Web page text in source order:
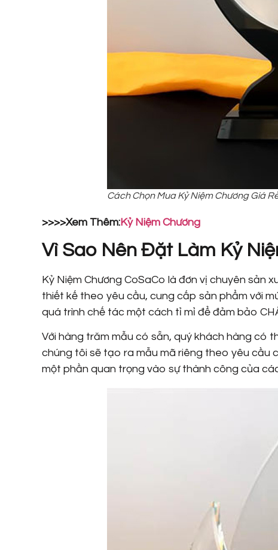
Cách Chọn Mua Kỷ Niệm Chương Giá
>>>>Xem Thêm:Kỷ Niệm Chương
Vì Sao Nên Đặt Làm Kỷ
Kỷ Niệm Chương CoSaCo là đơn vị chuyên sản
thiết kế theo yêu cầu, cung cấp sản phẩm với
quá trình chế tác một cách tỉ mỉ để đảm bảo
Với hàng trăm mẫu có sẵn, quý khách hàng có
chúng tôi sẽ tạo ra mẫu mã riêng theo yêu cầu
một phần quan trọng vào sự thành công của